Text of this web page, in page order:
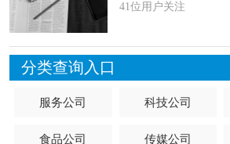
41位用户关注
分类查询入口
服务公司 科技公司
食品公司 传媒公司